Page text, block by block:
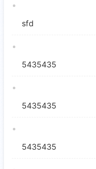
sfd
5435435
5435435
5435435